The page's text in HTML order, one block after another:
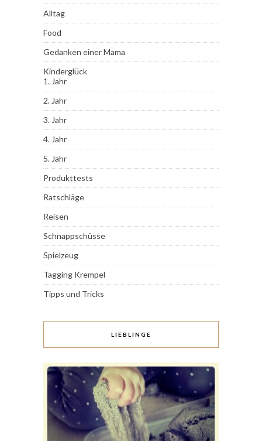
Alltag
Food
Gedanken einer Mama
Kinderglück
1. Jahr
2. Jahr
3. Jahr
4. Jahr
5. Jahr
Produkttests
Ratschläge
Reisen
Schnappschüsse
Spielzeug
Tagging Krempel
Tipps und Tricks
LIEBLINGE